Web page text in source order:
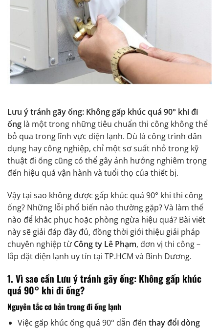
Lưu ý tránh gãy ống: Không gấp khúc quá 90° khi đi
ống là một trong những tiêu chuẩn thi công không thể
bỏ qua trong lĩnh vực điện lạnh. Dù là công trình dân
dụng hay công nghiệp, chỉ một sơ suất nhỏ trong kỹ
thuật đi ống cũng có thể gây ảnh hưởng nghiêm trọng
đến hiệu quả vận hành và tuổi thọ của thiết bị.
Vậy tại sao không được gấp khúc quá 90° khi thi công
ống? Những lỗi phổ biến nào thường gặp? Và làm thế
nào để khắc phục hoặc phòng ngừa hiệu quả? Bài viết
này sẽ giải đáp đầy đủ, đồng thời giới thiệu giải pháp
chuyên nghiệp từ Công ty Lê Phạm, đơn vị thi công –
lắp đặt điện lạnh uy tín tại TP.HCM và Bình Dương.
1. Vì sao cần Lưu ý tránh gãy ống: Không gấp khúc
quá 90° khi đi ống?
Nguyên tắc cơ bản trong đi ống lạnh
Việc gấp khúc ống quá 90° dẫn đến thay đổi dòng